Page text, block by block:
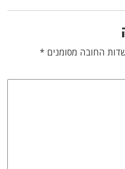
החובה מסומנים *